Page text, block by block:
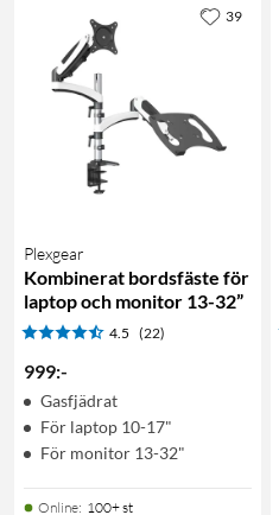
Plexgear
Kombinerat bordsfäste för
laptop och monitor 13-32”
4.5 (22)
999:-
Gasfjädrat
För laptop 10-17"
För monitor 13-32"
Online: 100+ st
39